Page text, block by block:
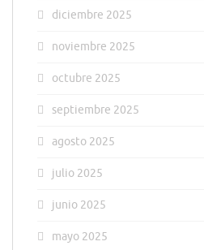
diciembre 2025
noviembre 2025
octubre 2025
septiembre 2025
agosto 2025
julio 2025
junio 2025
mayo 2025